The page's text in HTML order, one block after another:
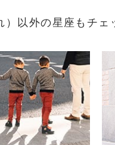
以外の星座もチェ